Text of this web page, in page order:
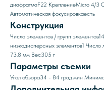
диафрагмаF22 КреплениеMicro 4/3
Автоматическая фокусировкаесть
Конструкция
Число элементов / групп элементов
низкодисперсных элементов1 Число
73.8 мм Вес305 г
Параметры съемки
Угол обзора34 - 84 град.мин